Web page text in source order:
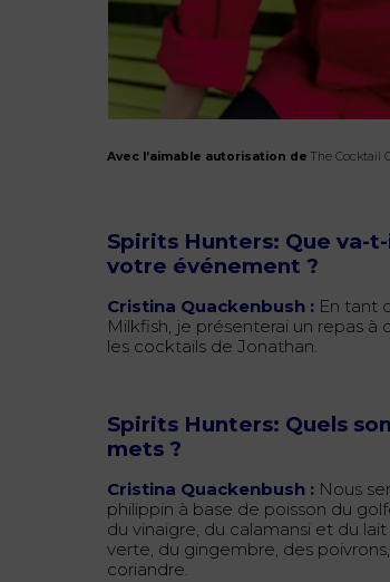
Avec l’aimable autorisation de The Cocktail
Spirits Hunters: Que va-
votre événement ?
Cristina Quackenbush : En tant
Milkfish, je présenterai un repas
les cocktails de Jonathan.
Spirits Hunters: Quels
mets ?
Cristina Quackenbush : Nous
philippin à base de poisson du
du vinaigre, du calamansi et du
verte, du gingembre, des
coriandre.